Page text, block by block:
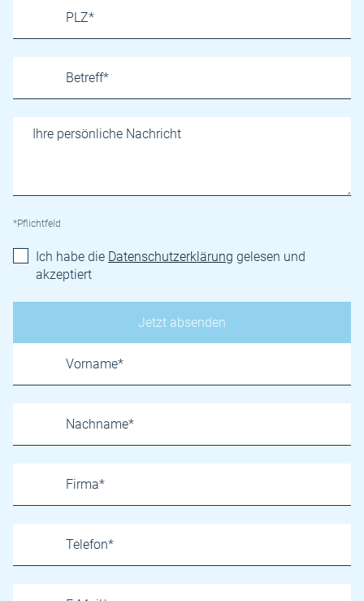
*Pflichtfeld
Ich habe die Datenschutzerklärung gelesen und
akzeptiert